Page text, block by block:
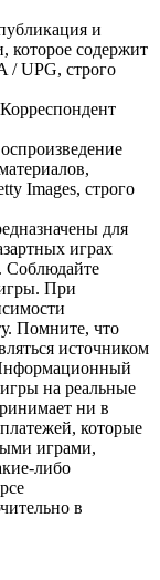
и
которое содержит
/ UPG, строго
Images, строго
для
играх
Соблюдайте
При
Помните, что
источником
на реальные
ни в
которые
играми,
либо
в